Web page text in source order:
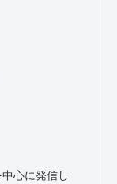
心に発信し